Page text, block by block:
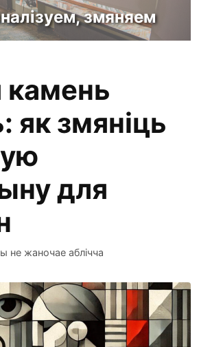
змяняем
камень
як змяніць
для
не жаночае аблічча